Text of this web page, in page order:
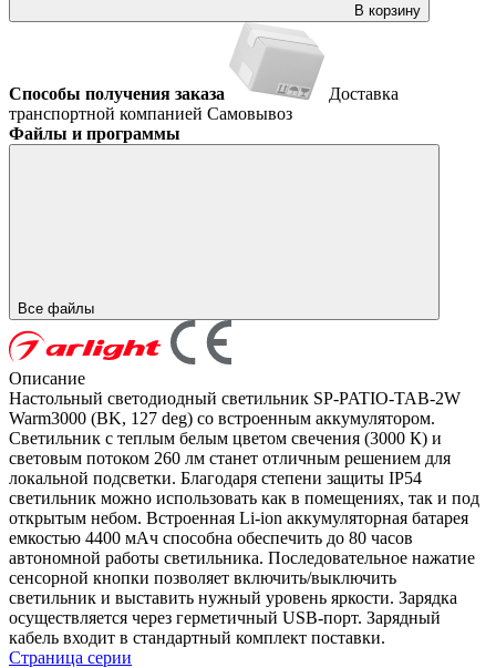
В корзину
Способы получения заказа
Доставка
транспортной компанией Самовывоз
Файлы и программы
Все файлы
Описание
Настольный светодиодный светильник SP-PATIO-TAB-2W
Warm3000 (BK, 127 deg) со встроенным аккумулятором.
Светильник с теплым белым цветом свечения (3000 К) и
световым потоком 260 лм станет отличным решением для
локальной подсветки. Благодаря степени защиты IP54
светильник можно использовать как в помещениях, так и под
открытым небом. Встроенная Li-ion аккумуляторная батарея
емкостью 4400 мАч способна обеспечить до 80 часов
автономной работы светильника. Последовательное нажатие
сенсорной кнопки позволяет включить/выключить
светильник и выставить нужный уровень яркости. Зарядка
осуществляется через герметичный USB-порт. Зарядный
кабель входит в стандартный комплект поставки.
Страница серии